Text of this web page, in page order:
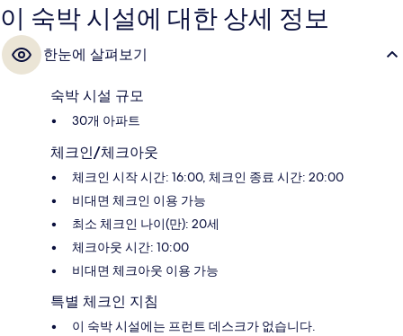
이 숙박 시설에 대한 상세 정보
한눈에 살펴보기
숙박 시설 규모
30개 아파트
체크인/체크아웃
체크인 시작 시간: 16:00, 체크인 종료 시간: 20:00
비대면 체크인 이용 가능
최소 체크인 나이(만): 20세
체크아웃 시간: 10:00
비대면 체크아웃 이용 가능
특별 체크인 지침
이 숙박 시설에는 프런트 데스크가 없습니다.